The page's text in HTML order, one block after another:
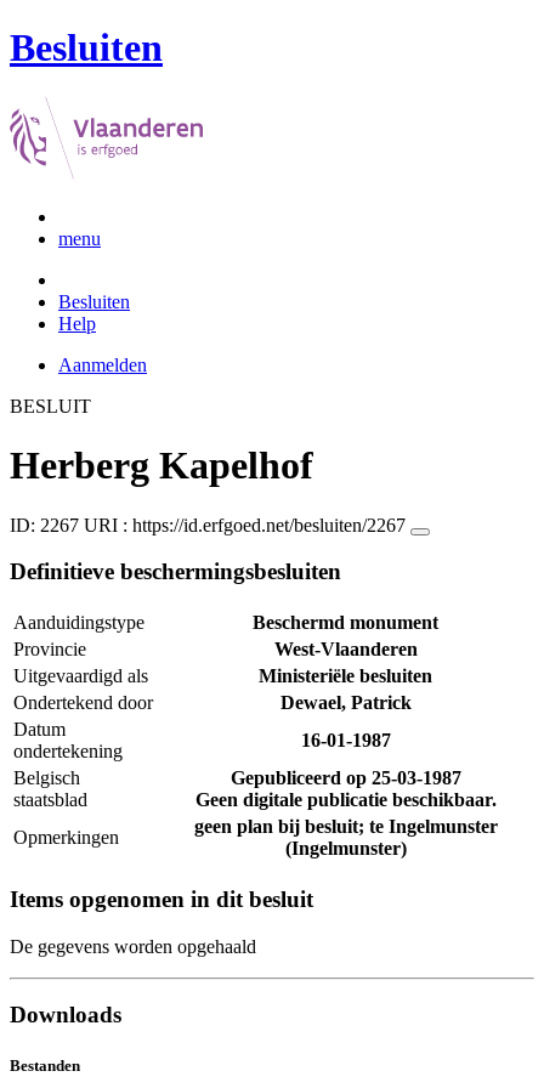
Besluiten
menu
Besluiten
Help
Aanmelden
BESLUIT
Herberg Kapelhof
ID: 2267 URI : https://id.erfgoed.net/besluiten/2267
Definitieve beschermingsbesluiten
Aanduidingstype
Beschermd monument
Provincie
West-Vlaanderen
Uitgevaardigd als
Ministeriële besluiten
Ondertekend door
Dewael, Patrick
Datum
ondertekening
16-01-1987
Belgisch
staatsblad
Gepubliceerd op 25-03-1987
Geen digitale publicatie beschikbaar.
Opmerkingen
geen plan bij besluit; te Ingelmunster
(Ingelmunster)
Items opgenomen in dit besluit
De gegevens worden opgehaald
Downloads
Bestanden